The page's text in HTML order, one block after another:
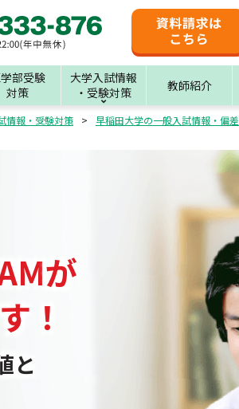
部受験
対策
大学入試情報
・受験対策
教師紹介
情報・受験対策
早稲田大学の一般入試情報・偏
が
！
と